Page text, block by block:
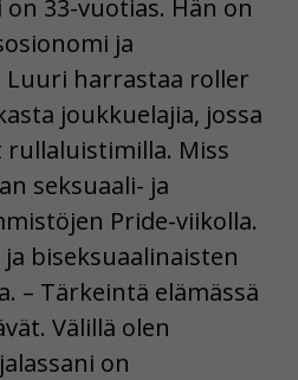
33-vuotias. Hän on
ja
Luuri harrastaa roller
joukkuelajia, jossa
Miss
seksuaali- ja
Pride-viikolla.
biseksuaalinaisten
– Tärkeintä elämässä
Välillä olen
on